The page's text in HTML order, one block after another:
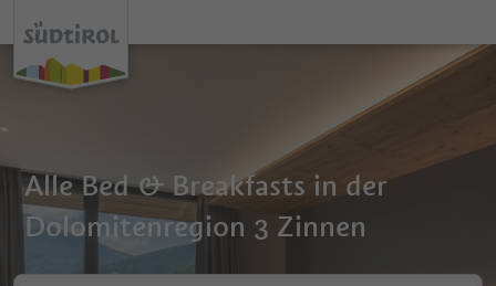
Alle Bed & Breakfasts in der
Dolomitenregion 3 Zinnen